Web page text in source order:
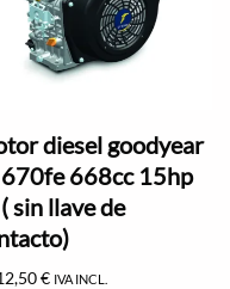
diesel goodyear
670fe 668cc 15hp
sin llave de
€ IVA INCL.